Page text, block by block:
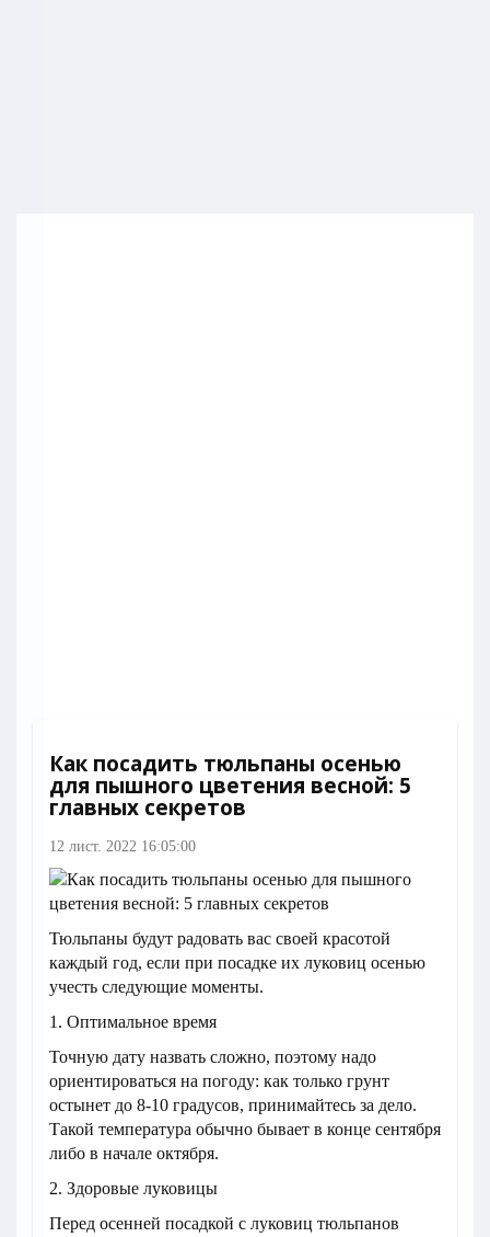
Как посадить тюльпаны осенью
для пышного цветения весной: 5
главных секретов
12 лист. 2022 16:05:00
Тюльпаны будут радовать вас своей красотой
каждый год, если при посадке их луковиц осенью
учесть следующие моменты.
1. Оптимальное время
Точную дату назвать сложно, поэтому надо
ориентироваться на погоду: как только грунт
остынет до 8-10 градусов, принимайтесь за дело.
Такой температура обычно бывает в конце сентября
либо в начале октября.
2. Здоровые луковицы
Перед осенней посадкой с луковиц тюльпанов